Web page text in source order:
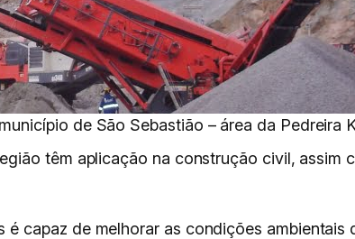
de São Sebastião – área da Pedreira
têm aplicação na construção civil, assim
é capaz de melhorar as condições